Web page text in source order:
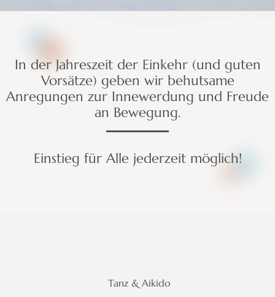
In der Jahreszeit der Einkehr (und guten
Vorsätze) geben wir behutsame
Anregungen zur Innewerdung und Freude
an Bewegung.
Einstieg für Alle jederzeit möglich!
Tanz & Aikido